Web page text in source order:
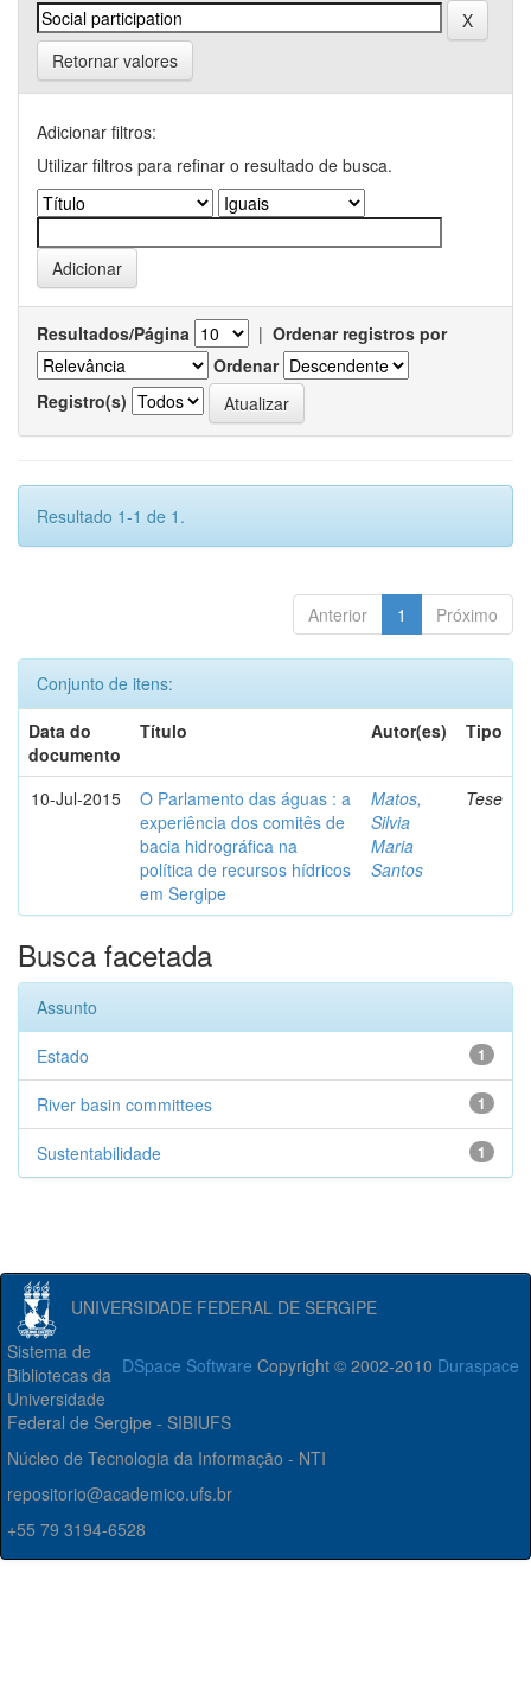
Retornar valores
Adicionar filtros:
Utilizar filtros para refinar o resultado de busca.
Resultados/Página | Ordenar registros por
Ordenar
Registro(s)
Resultado 1-1 de 1.
Anterior 1 Próximo
Conjunto de itens:
Data do
documento
Título Autor(es) Tipo
10-Jul-2015
O Parlamento das águas : a
experiência dos comitês de
bacia hidrográfica na
política de recursos hídricos
em Sergipe
Matos,
Silvia
Maria
Santos
Tese
Busca facetada
Assunto
1
Estado
1
River basin committees
1
Sustentabilidade
UNIVERSIDADE FEDERAL DE SERGIPE
DSpace Software Copyright © 2002-2010 Duraspace
Sistema de
Bibliotecas da
Universidade
Federal de Sergipe - SIBIUFS
Núcleo de Tecnologia da Informação - NTI
repositorio@academico.ufs.br
+55 79 3194-6528